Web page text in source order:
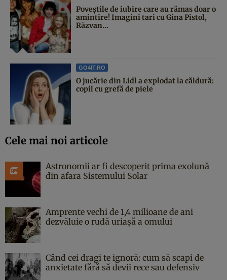
Poveştile de iubire care au rămas doar o
amintire! Imagini tari cu Gina Pistol,
Răzvan...
GO4IT.RO
O jucărie din Lidl a explodat la căldură:
copil cu grefă de piele
Cele mai noi articole
Astronomii ar fi descoperit prima exolună
din afara Sistemului Solar
Amprente vechi de 1,4 milioane de ani
dezvăluie o rudă uriașă a omului
Când cei dragi te ignoră: cum să scapi de
anxietate fără să devii rece sau defensiv